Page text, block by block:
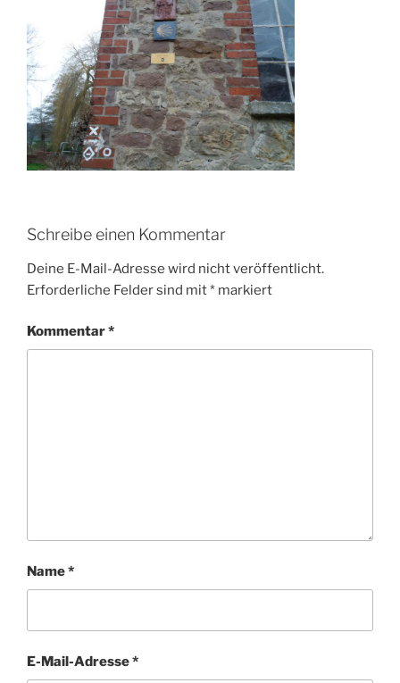
Schreibe einen Kommentar
Deine E-Mail-Adresse wird nicht veröffentlicht.
Erforderliche Felder sind mit* markiert
Kommentar*
Name*
E-Mail-Adresse*